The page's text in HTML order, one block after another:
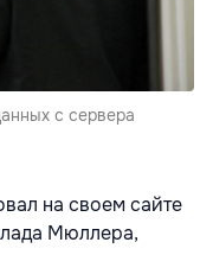
с сервера
на своем сайте
Мюллера,